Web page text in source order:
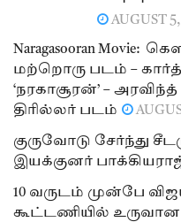
AUGUST
Naragasooran
மற்றொரு படம் –
‘நரகாசூரன்’ –
திரில்லர் படம்
குருவோடு சேர்ந்து
இயக்குனர்
10 வருடம் முன்பே
கூட்டணியில்